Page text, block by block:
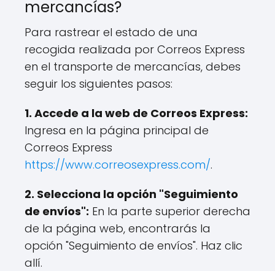
mercancías?
Para rastrear el estado de una
recogida realizada por Correos Express
en el transporte de mercancías, debes
seguir los siguientes pasos:
1. Accede a la web de Correos Express:
Ingresa en la página principal de
Correos Express
https://www.correosexpress.com/.
2. Selecciona la opción "Seguimiento
de envíos": En la parte superior derecha
de la página web, encontrarás la
opción "Seguimiento de envíos". Haz clic
allí.